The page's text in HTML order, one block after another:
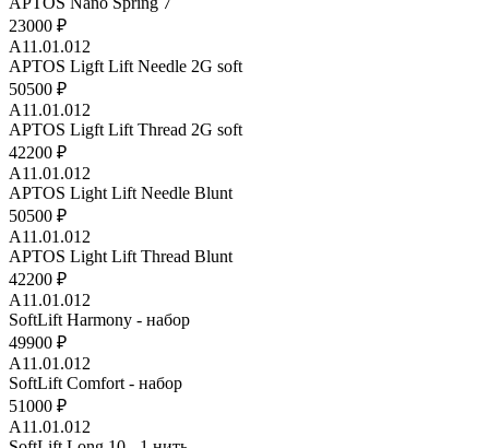
23000 ₽
A11.01.012
APTOS Ligft Lift Needle 2G soft
50500 ₽
A11.01.012
APTOS Ligft Lift Thread 2G soft
42200 ₽
A11.01.012
APTOS Light Lift Needle Blunt
50500 ₽
A11.01.012
APTOS Light Lift Thread Blunt
42200 ₽
A11.01.012
SoftLift Harmony - набор
49900 ₽
A11.01.012
SoftLift Comfort - набор
51000 ₽
A11.01.012